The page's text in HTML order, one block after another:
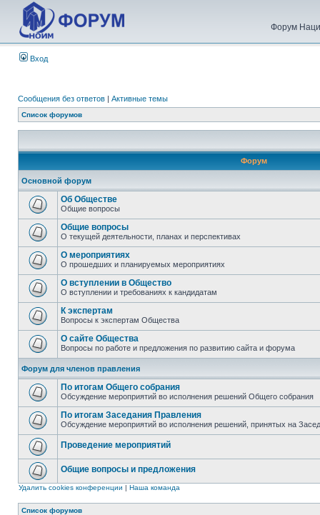
Форум
Вход
Сообщения без ответов | Активные темы
Список форумов
Форум
Основной форум
Об Обществе
Общие вопросы
Общие вопросы
О текущей деятельности, планах и перспективах
О мероприятиях
О прошедших и планируемых мероприятиях
О вступлении в Общество
О вступлении и требованиях к кандидатам
К экспертам
Вопросы к экспертам Общества
О сайте Общества
Вопросы по работе и предложения по развитию сайта и форума
Форум для членов правления
По итогам Общего собрания
Обсуждение мероприятий во исполнения решений Общего собрания
По итогам Заседания Правления
Обсуждение мероприятий во исполнения решений, принятых на
Проведение мероприятий
Общие вопросы и предложения
Удалить cookies конференции | Наша команда
Список форумов